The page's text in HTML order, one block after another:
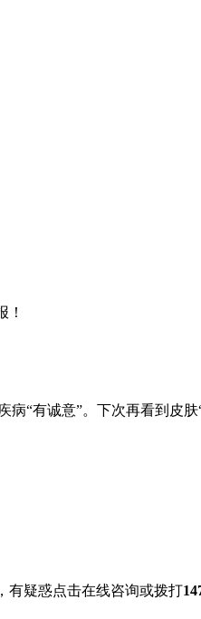
！
“有诚意”。下次再看到皮
有疑惑点击在线咨询或拨打